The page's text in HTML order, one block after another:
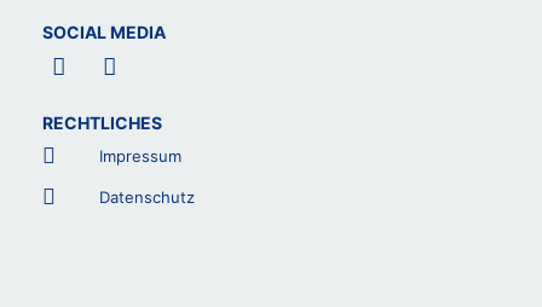
SOCIAL MEDIA
F
e
L
k
e
i
RECHTLICHES
Impressum
Datenschutz